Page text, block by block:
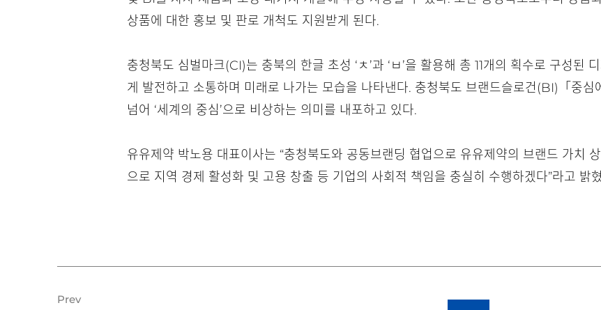
상품에 대한 홍보 및 판로 개척도 지원받게 된다.
충청북도 심벌마크(CI)는 충북의 한글 초성 ‘ㅊ’과 ‘ㅂ’을 활용해 총 11개의 획수로 구성된
게 발전하고 소통하며 미래로 나가는 모습을 나타낸다. 충청북도 브랜드슬로건(BI)「중심
넘어 ‘세계의 중심’으로 비상하는 의미를 내포하고 있다.
유유제약 박노용 대표이사는 “충청북도와 공동브랜딩 협업으로 유유제약의 브랜드 가치
으로 지역 경제 활성화 및 고용 창출 등 기업의 사회적 책임을 충실히 수행하겠다”라고 밝
Prev